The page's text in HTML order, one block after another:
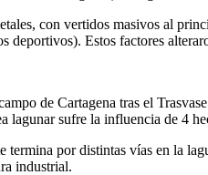
con vertidos masivos al
deportivos). Estos factores
de Cartagena tras el
lagunar sufre la influencia de 4
por distintas vías en la
industrial.